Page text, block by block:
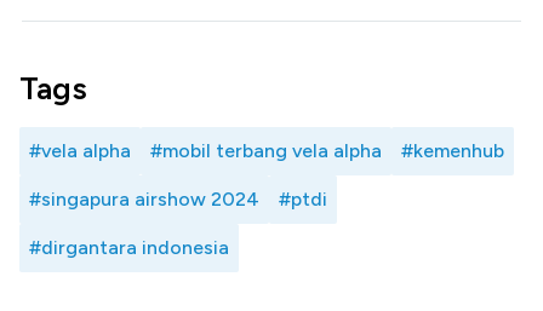
Tags
#vela alpha #mobil terbang vela alpha #kemenhub
#singapura airshow 2024 #ptdi
#dirgantara indonesia